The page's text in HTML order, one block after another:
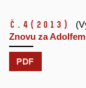
č.4 (2013)
Znovu za
PDF